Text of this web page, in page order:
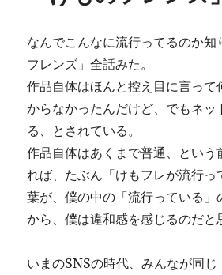
なんでこんなに流行ってるのか知
フレンズ」全話みた。
作品自体はほんと控え目に言って
からなかったんだけど、でもネッ
る、とされている。
作品自体はあくまで普通、という
れば、たぶん「けもフレが流行っ
葉が、僕の中の「流行っている」
から、僕は違和感を感じるのだと
いまのSNSの時代、みんなが同じ